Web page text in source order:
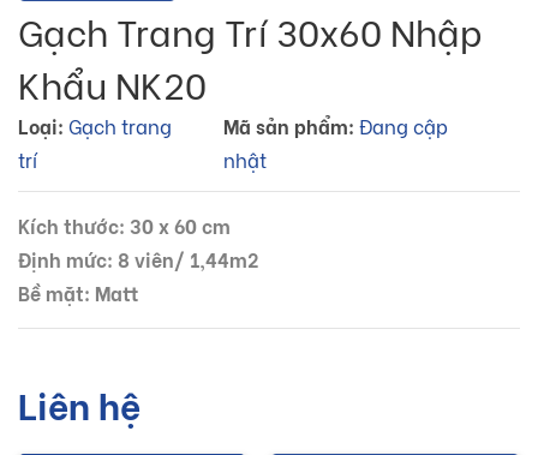
Gạch Trang Trí 30x60 Nhập
Khẩu NK20
Loại: Gạch trang
trí
Mã sản phẩm: Đang cập
nhật
Kích thước: 30 x 60 cm
Định mức: 8 viên/ 1,44m2
Bề mặt: Matt
Liên hệ